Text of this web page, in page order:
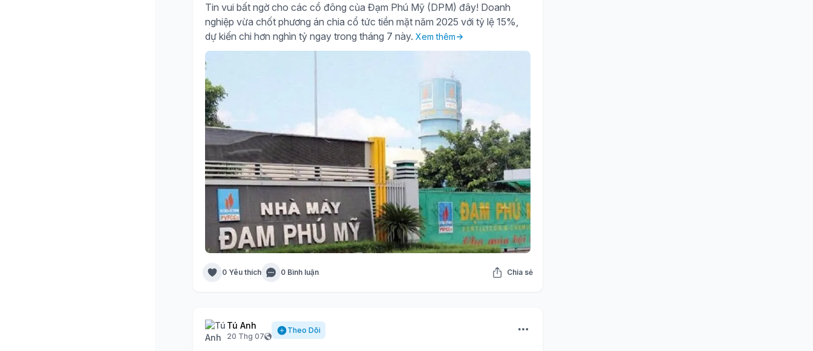
Tin vui bất ngờ cho các cổ đông của Đạm Phú Mỹ (DPM) đây! Doanh
nghiệp vừa chốt phương án chia cổ tức tiền mặt năm 2025 với tỷ lệ 15%,
dự kiến chi hơn nghìn tỷ ngay trong tháng 7 này. Xem thêm
0 Yêu thích 0 Bình luận Chia sẻ
Tú Anh
20 Thg 07
Theo Dõi